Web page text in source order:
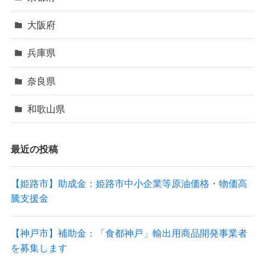
大阪府
兵庫県
奈良県
和歌山県
最近の投稿
【姫路市】助成金：姫路市中小企業等原油価格・物価高
騰支援金
【神戸市】補助金：「食都神戸」輸出用商品開発事業者
を募集します